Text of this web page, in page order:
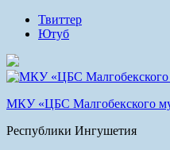
Твиттер
Ютуб
МКУ «ЦБС Малгобекского
Республики Ингушетия